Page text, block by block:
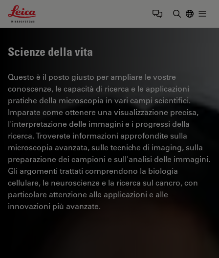
Leica Microsystems Logo
Scienze della vita
Questo è il posto giusto per ampliare le vostre
conoscenze, le capacità di ricerca e le applicazioni
pratiche della microscopia in vari campi scientifici.
Imparate come ottenere una visualizzazione precisa,
l'interpretazione delle immagini e i progressi della
ricerca. Troverete informazioni approfondite sulla
microscopia avanzata, sulle tecniche di imaging, sulla
preparazione dei campioni e sull'analisi delle immagini.
Gli argomenti trattati comprendono la biologia
cellulare, le neuroscienze e la ricerca sul cancro, con
particolare attenzione alle applicazioni e alle
innovazioni più avanzate.